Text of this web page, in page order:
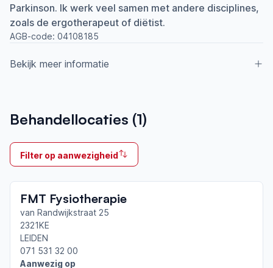
Parkinson. Ik werk veel samen met andere disciplines,
zoals de ergotherapeut of diëtist.
AGB-code: 04108185
Bekijk meer informatie
2019
Ik behandel
Op locatie & Thuis
netwerk
Leiden
Afgeronde ParkinsonNet-scholingen
ParkinsonNet congres 2026
Behandellocaties (1)
Filter op aanwezigheid
FMT Fysiotherapie
van Randwijkstraat 25
2321KE
LEIDEN
071 531 32 00
Aanwezig op